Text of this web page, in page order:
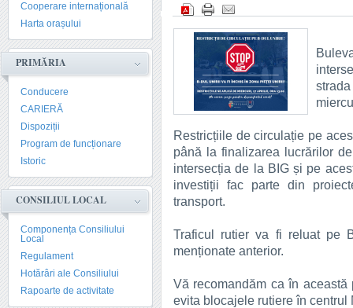
Cooperare internațională
Harta orașului
PRIMĂRIA
Conducere
CARIERĂ
Dispoziții
Program de funcționare
Istoric
CONSILIUL LOCAL
Componența Consiliului
Local
Regulament
Hotărâri ale Consiliului
Rapoarte de activitate
Restricțiile de circulație pe
până la finalizarea lucrărilor
intersecția de la BIG și pe
investiții fac parte din
transport.
Traficul rutier va fi reluat pe
menționate anterior.
Vă recomandăm ca în
evita blocajele rutiere în